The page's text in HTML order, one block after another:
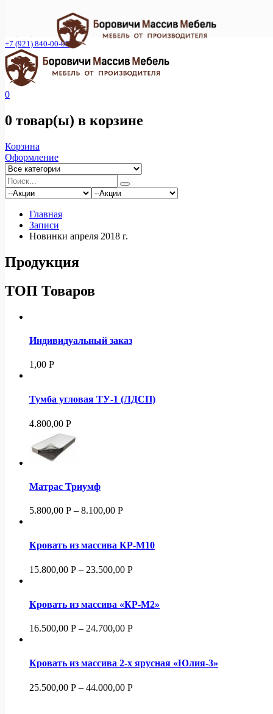
Фирменный интернет- магазин мебельной фабрики "Смена
+7 (921) 840-00-02
+7 (921) 840-00-03
0
0 товар(ы) в корзине
Корзина
Оформление
Главная
Записи
Новинки апреля 2018 г.
Продукция
ТОП Товаров
Индивидуальный заказ
1,00 Р
Тумба угловая ТУ-1 (ЛДСП)
4.800,00 Р
Матрас Триумф
5.800,00 Р – 8.100,00 Р
Кровать из массива КР-М10
15.800,00 Р – 23.500,00 Р
Кровать из массива «КР-М2»
16.500,00 Р – 24.700,00 Р
Кровать из массива 2-х ярусная «Юлия-3»
25.500,00 Р – 44.000,00 Р